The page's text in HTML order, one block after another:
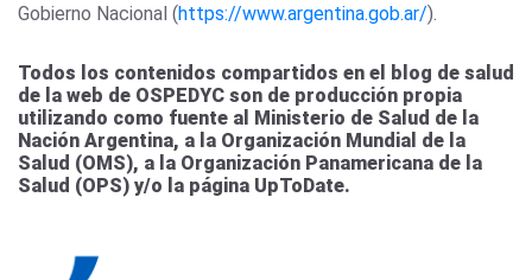
Gobierno Nacional (https://www.argentina.gob.ar/).
Todos los contenidos compartidos en el blog de salud
de la web de OSPEDYC son de producción propia
utilizando como fuente al Ministerio de Salud de la
Nación Argentina, a la Organización Mundial de la
Salud (OMS), a la Organización Panamericana de la
Salud (OPS) y/o la página UpToDate.